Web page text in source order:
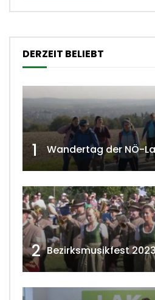
DERZEIT BELIEBT
1
2